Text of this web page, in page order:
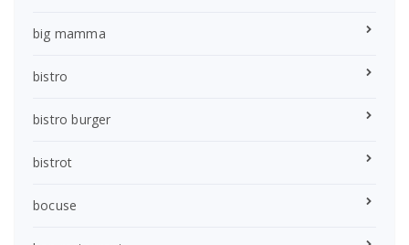
big mamma
bistro
bistro burger
bistrot
bocuse